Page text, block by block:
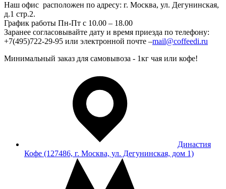
Наш офис расположен по адресу: г. Москва, ул. Дегунинская,
д.1 стр.2.
График работы Пн-Пт с 10.00 – 18.00
Заранее согласовывайте дату и время приезда по телефону:
+7(495)722-29-95 или электронной почте –mail@coffeedi.ru
Минимальный заказ для самовывоза - 1кг чая или кофе!
Династия
Кофе (127486, г. Москва, ул. Дегунинская, дом 1)